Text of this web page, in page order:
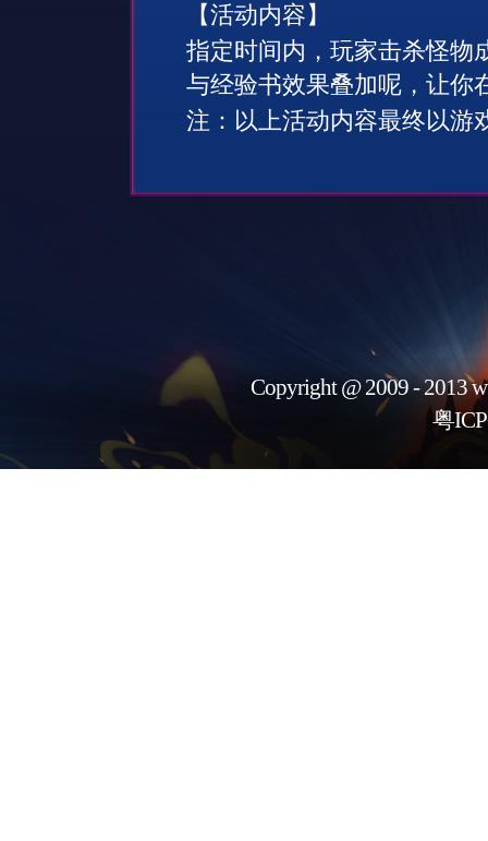
【活动内容】
指定时间内，玩家击杀怪物
与经验书效果叠加呢，让你
注：以上活动内容最终以游
Copyright @ 2009 - 2013
粤